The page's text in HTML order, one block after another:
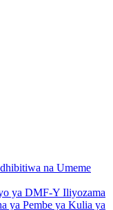
na Umeme
ya DMF-Y Iliyozama
ya Pembe ya Kulia ya